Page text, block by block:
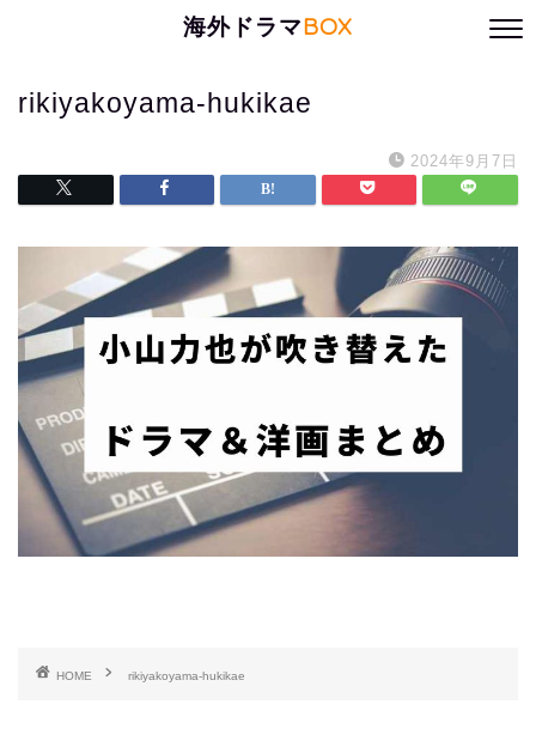
海外ドラマBOX
rikiyakoyama-hukikae
2024年9月7日
HOME rikiyakoyama-hukikae